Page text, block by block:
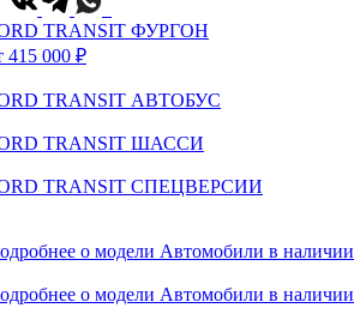
TRANSIT ФУРГОН
415 000 ₽
TRANSIT АВТОБУС
TRANSIT ШАССИ
TRANSIT СПЕЦВЕРСИИ
о модели Автомобили в наличии
о модели Автомобили в наличии